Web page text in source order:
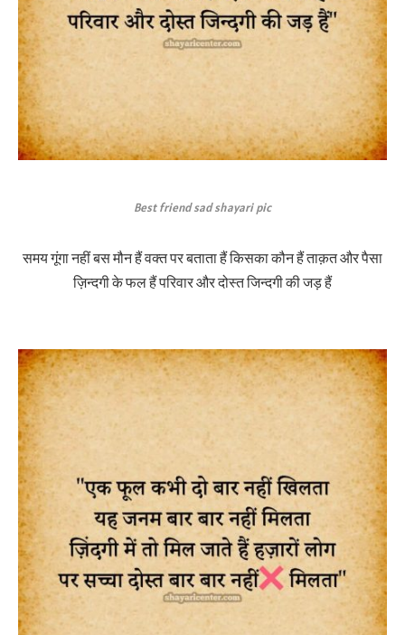
Best friend sad shayari pic
समय गूंगा नहीं बस मौन हैं वक्त पर बताता हैं किसका कौन हैं ताक़त और पैसा
ज़िन्दगी के फल हैं परिवार और दोस्त जिन्दगी की जड़ हैं